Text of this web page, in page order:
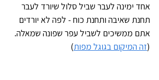
אחד ימינה לעבר שביל סלול שיורד לעבר
תחנת שאיבה ותחנת כוח - לפה לא יורדים
אתם ממשיכים לשביל עפר שפונה שמאלה.
(זה המיקום בגוגל מפות)